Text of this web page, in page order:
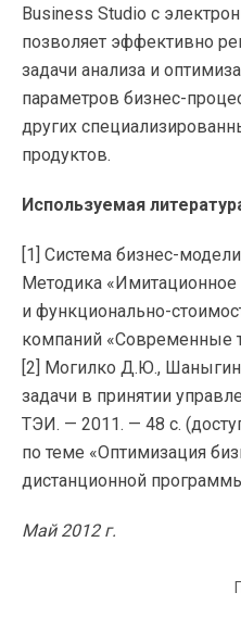
Business Studio с
позволяет эффективно
задачи анализа и
параметров бизнес-
других
продуктов.
Используемая
[1] Система бизнес-
Методика
и функционально-
компаний «Современные
[2] Могилко Д.Ю.,
задачи в принятии
ТЭИ. — 2011. — 48 с.
по теме «Оптимизация
дистанционной
Май 2012 г.